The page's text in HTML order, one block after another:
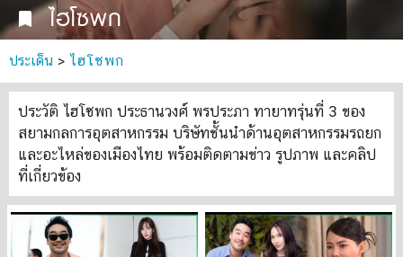
bookmark ไฮโซพก
ประเด็น > ไฮโซพก
ประวัติ ไฮโซพก ประธานวงศ์ พรประภา ทายาทรุ่นที่ 3 ของ
สยามกลการอุตสาหกรรม บริษัทชั้นนำด้านอุตสาหกรรมรถยก
และอะไหล่ของเมืองไทย พร้อมติดตามข่าว รูปภาพ และคลิป
ที่เกี่ยวข้อง